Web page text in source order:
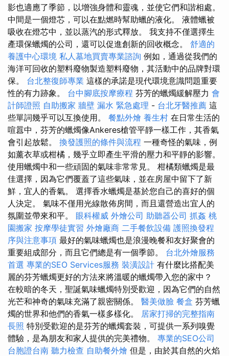
影也適應了季節，以增強身體和靈魂，並使它們和諧相處。
中間是一個燈芯，可以在點燃時幫助蠟的液化。 液體蠟被
吸收在燈芯中，並以蒸汽的形式釋放。 我支持不僅選擇生
產環保蠟燭的公司，還可以促進創新的回收概念。 舒適的
養護中心環境 私人墓地買賣專業諮詢 例如，通過從我們的
海洋可回收的塑料廢物製造塑料廢物，其活動中的品牌對環
保。 台北整復師專業 這樣的承諾是現代環境意識問題重要
性的有力跡象。 台中腳底按摩療程 芬芳的蠟燭緩解壓力 會
計師證照 自助搬家 牆壁 漏水 緊急處理 - 台北牙醫推薦 這
些單詞幾乎可以互換使用。 餐點外燴 養生村 在日常生活的
喧囂中，芬芳的蠟燭像Ankeres槍管平靜一樣工作，其香氣
會引起放鬆。 換發護照的條件與流程 一種奇怪的氣味，例
如薰衣草或柑橘，幾乎立即產生平滑的壓力和平靜的影響。
使用蠟燭中和一些頑固的氣味非常常見。 柑橘類蠟燭是最
佳選擇，因為它們覆蓋了這些氣味，並在房屋中留下了新
鮮，宜人的香氣。 選擇香水蠟燭是基於您自己的喜好的個
人決定。 氣味不僅用光線散佈房間，而且還營造出宜人的
氛圍並帶來和平。 眼科權威 外燴公司 助聽器公司 抓姦 桃
園搬家 按摩學徒實習 外燴廠商 二手餐飲設備 護照換發程
序與注意事項 最好的氣味蠟燭也是浪漫晚餐和友好聚會的
重要組成部分，而且它們總是有一個季節。 台北外燴服務
首選 專業的SEO Services服務 裝潢設計 有什麼比搭配美
麗的芬芳蠟燭更好的方法來將溫暖的蠟燭帶入您的家中？
在較暗的冬天，聖誕氣味蠟燭特別受歡迎，因為它們的自然
光芒和神奇的氣味充滿了親密關係。 醫美做臉 餐盒 芬芳蠟
燭的世界和他們的香氣一樣多樣化。 居家打掃的完整指南
長照 特別受歡迎的是芬芳的蠟燭套裝，可提供一系列嗅覺
體驗，是為朋友和家人提供的完美禮物。 專業的SEO公司
台胞證台南 聽力檢查 自助餐外燴 但是，由於其自​​然的火焰